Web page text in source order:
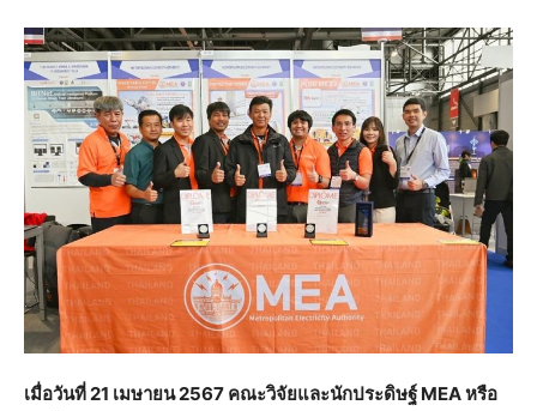
เมื่อวันที่ 21 เมษายน 2567 คณะวิจัยและนักประดิษฐ์ MEA หรือ